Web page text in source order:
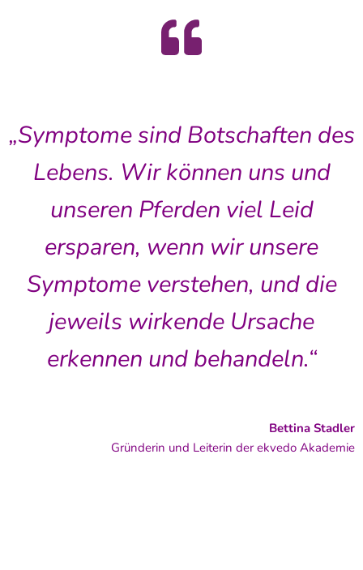
„Symptome sind Botschaften des
Lebens. Wir können uns und
unseren Pferden viel Leid
ersparen, wenn wir unsere
Symptome verstehen, und die
jeweils wirkende Ursache
erkennen und behandeln.“
Bettina Stadler
Gründerin und Leiterin der ekvedo Akademie